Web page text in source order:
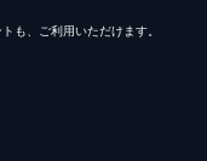
も、ご利⽤いただけます。